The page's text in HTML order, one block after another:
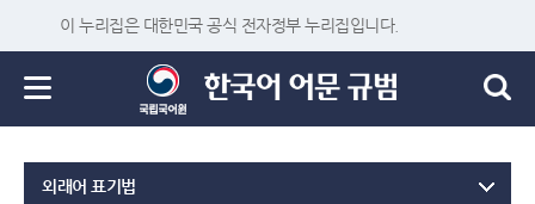
이 누리집은 대한민국 공식 전자정부 누리집입니다.
외래어 표기법